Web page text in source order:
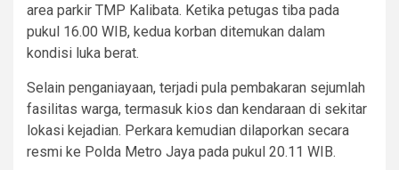
area parkir TMP Kalibata. Ketika petugas tiba pada
pukul 16.00 WIB, kedua korban ditemukan dalam
kondisi luka berat.
Selain penganiayaan, terjadi pula pembakaran sejumlah
fasilitas warga, termasuk kios dan kendaraan di sekitar
lokasi kejadian. Perkara kemudian dilaporkan secara
resmi ke Polda Metro Jaya pada pukul 20.11 WIB.